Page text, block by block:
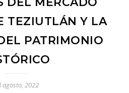
TEZIUTLÁN Y LA
PATRIMONIO
agosto, 2022